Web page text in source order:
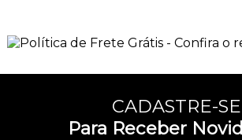
CADASTRE-SE
Para Receber